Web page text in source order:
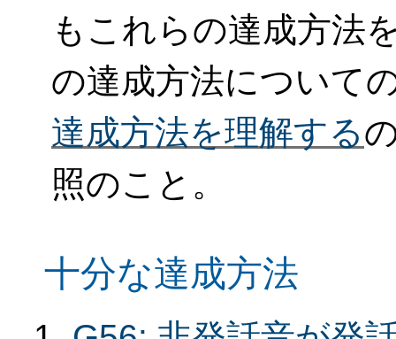
もこれらの達成方法
の達成方法について
達成方法を理解する
照のこと。
十分な達成方法